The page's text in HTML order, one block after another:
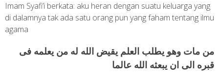
Imam Syafi’i berkata: aku heran dengan suatu keluarga yang
di dalamnya tak ada satu orang pun yang faham tentang ilmu
agama
من مات وهو يطلب العلم يقيض الله له من يعلمه فى
قبره الى ان يبعثه الله عالما